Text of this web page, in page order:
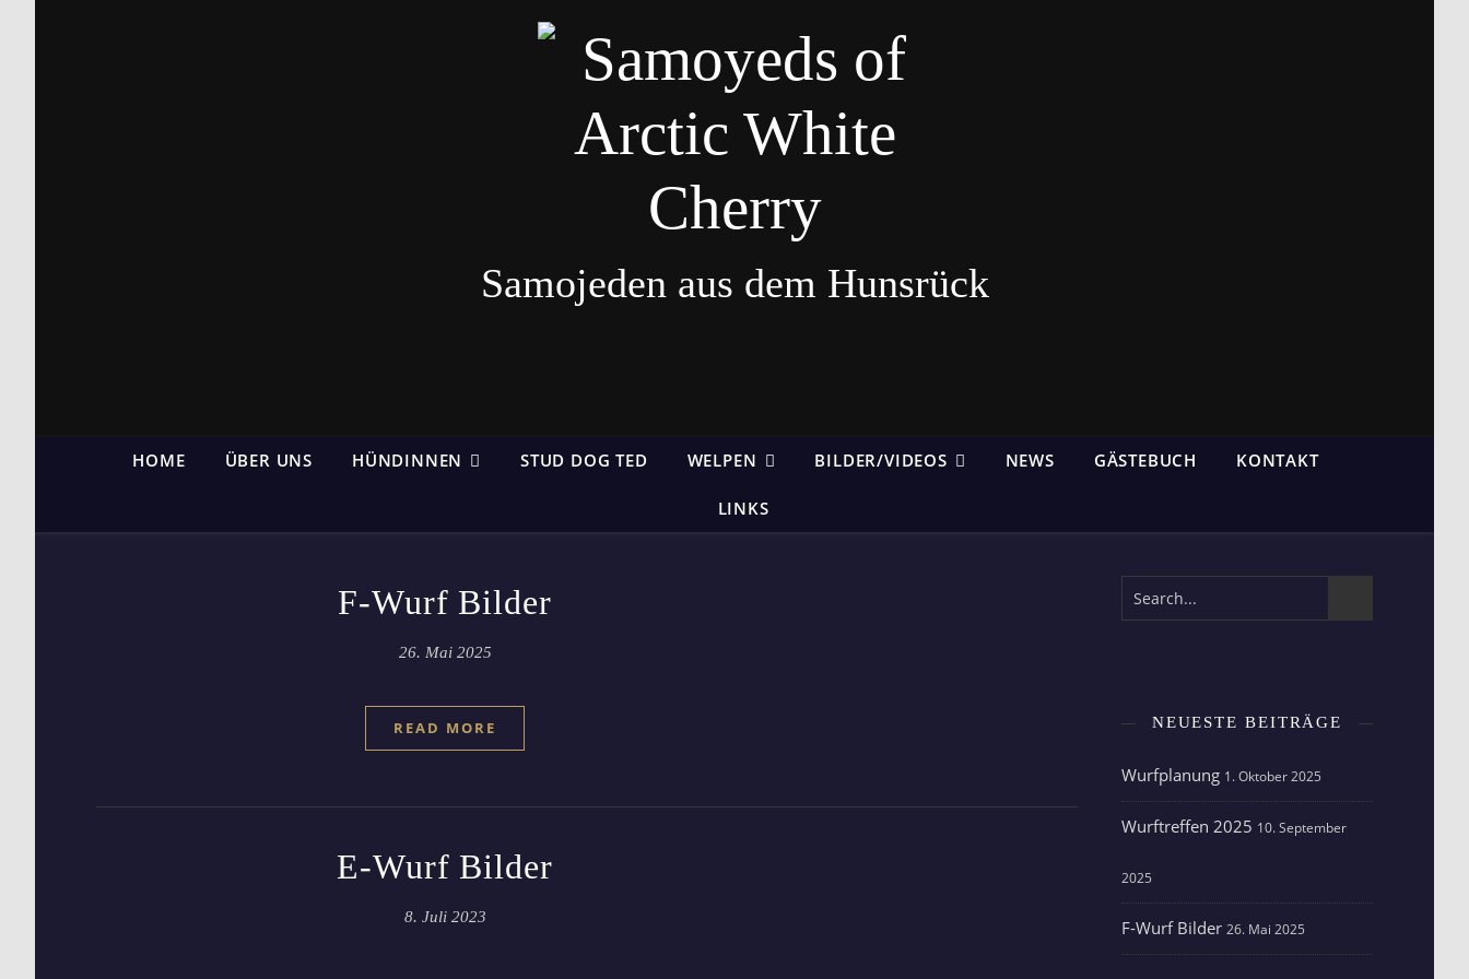
Samojeden aus dem Hunsrück
HOME ÜBER UNS HÜNDINNEN STUD DOG TED WELPEN BILDER/VIDEOS NEWS GÄSTEBUCH KONTAKT
LINKS
F-Wurf Bilder
26. Mai 2025
READ MORE
E-Wurf Bilder
8. Juli 2023
NEUESTE BEITRÄGE
Wurfplanung 1. Oktober 2025
Wurftreffen 2025 10. September
2025
F-Wurf Bilder 26. Mai 2025